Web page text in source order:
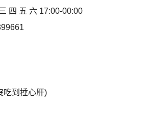
四 五 六 17:00-00:00
吃到捶心肝)